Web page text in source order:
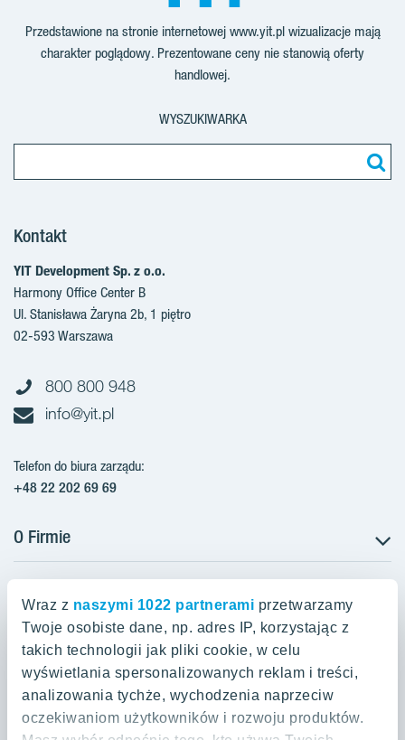
Wraz z naszymi 1022 partnerami przetwarzamy
Twoje osobiste dane, np. adres IP, korzystając z
takich technologii jak pliki cookie, w celu
wyświetlania spersonalizowanych reklam i treści,
analizowania tychże, wychodzenia naprzeciw
oczekiwaniom użytkowników i rozwoju produktów.
Przedstawione na stronie internetowej www.yit.pl wizualizacje mają
charakter poglądowy. Prezentowane ceny nie stanowią oferty
handlowej.
WYSZUKIWARKA
Kontakt
YIT Development Sp. z o.o.
Harmony Office Center B
Ul. Stanisława Żaryna 2b, 1 piętro
02-593 Warszawa
800 800 948
info@yit.pl
Telefon do biura zarządu:
+48 22 202 69 69
O Firmie
Projekty w przygotowaniu
Projekty zrealizowane
Aktualności
Zakup gruntów
Kariera
Projekty w Polsce
Aroma Park Lofty Warszawa
Talarowa Park Warszawa
Talarowa Park II
Spokojny Mokotów Warszawa
Oferty mieszkaniowe Warszawa
Mieszkania 2-pokojowe Warszawa
Mieszkania 3-pokojowe Warszawa
Oferty mieszkaniowe Kraków
Mieszkania 2-pokojowe Kraków
Oferty mieszkaniowe Gdańsk